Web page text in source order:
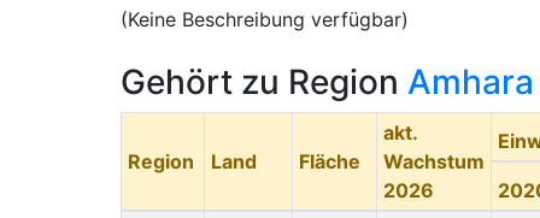
(Keine Beschreibung verfügbar)
Gehört zu Region Amhara
Region Land Fläche
akt.
Wachstum
2026